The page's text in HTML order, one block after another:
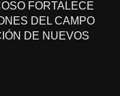
FORTALECE
DEL CAMPO
DE NUEVOS